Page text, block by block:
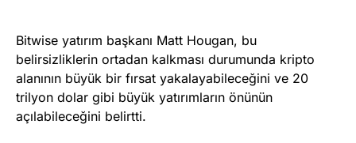
Bitwise yatırım başkanı Matt Hougan, bu
belirsizliklerin ortadan kalkması durumunda kripto
alanının büyük bir fırsat yakalayabileceğini ve 20
trilyon dolar gibi büyük yatırımların önünün
açılabileceğini belirtti.